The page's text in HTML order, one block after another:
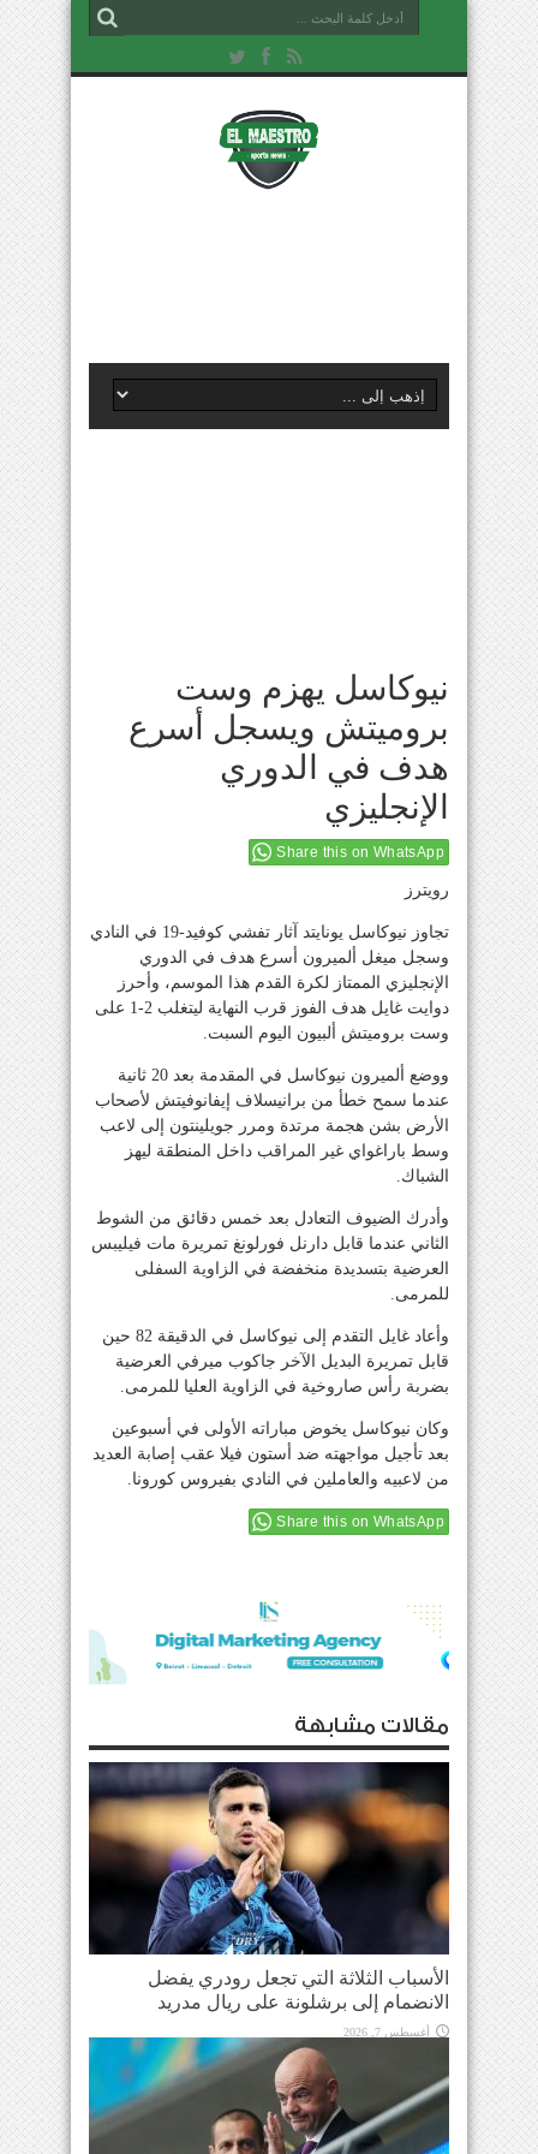
نيوكاسل يهزم وست
بروميتش ويسجل أسرع
هدف في الدوري
الإنجليزي
Share this on WhatsApp
رويترز
تجاوز نيوكاسل يونايتد آثار تفشي كوفيد-19 في النادي
وسجل ميغل ألميرون أسرع هدف في الدوري
الإنجليزي الممتاز لكرة القدم هذا الموسم، وأحرز
دوايت غايل هدف الفوز قرب النهاية ليتغلب 2-1 على
وست بروميتش ألبيون اليوم السبت.
ووضع ألميرون نيوكاسل في المقدمة بعد 20 ثانية
عندما سمح خطأ من برانيسلاف إيفانوفيتش لأصحاب
الأرض بشن هجمة مرتدة ومرر جويلينتون إلى لاعب
وسط باراغواي غير المراقب داخل المنطقة ليهز
الشباك.
وأدرك الضيوف التعادل بعد خمس دقائق من الشوط
الثاني عندما قابل دارنل فورلونغ تمريرة مات فيليبس
العرضية بتسديدة منخفضة في الزاوية السفلى
للمرمى.
وأعاد غايل التقدم إلى نيوكاسل في الدقيقة 82 حين
قابل تمريرة البديل الآخر جاكوب ميرفي العرضية
بضربة رأس صاروخية في الزاوية العليا للمرمى.
وكان نيوكاسل يخوض مباراته الأولى في أسبوعين
بعد تأجيل مواجهته ضد أستون فيلا عقب إصابة العديد
من لاعبيه والعاملين في النادي بفيروس كورونا.
Share this on WhatsApp
مقالات مشابهة
الأسباب الثلاثة التي تجعل رودري يفضل
الانضمام إلى برشلونة على ريال مدريد
أغسطس 7, 2026